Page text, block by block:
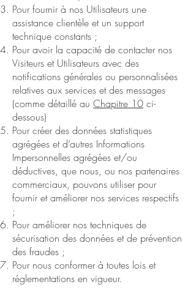
Pour fournir à nos Utilisateurs une
assistance clientèle et un support
technique constants ;
Pour avoir la capacité de contacter nos
Visiteurs et Utilisateurs avec des
notifications générales ou personnalisées
relatives aux services et des messages
(comme détaillé au Chapitre ‎10 ci-
dessous)
Pour créer des données statistiques
agrégées et d’autres Informations
Impersonnelles agrégées et/ou
déductives, que nous, ou nos partenaires
commerciaux, pouvons utiliser pour
fournir et améliorer nos services respectifs
;
Pour améliorer nos techniques de
sécurisation des données et de prévention
des fraudes ;
Pour nous conformer à toutes lois et
réglementations en vigueur.